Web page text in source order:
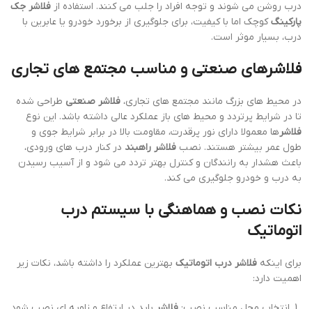
درب روشن می شوند و توجه افراد را جلب می کنند. استفاده از فلاشر جک
پارکینگکوچک اما با کیفیت، برای جلوگیری از برخورد خودرو یا عابرین با
درب، بسیار موثر است.
فلاشرهای صنعتی و مناسب مجتمع های تجاری
در محیط های بزرگ مانند مجتمع های تجاری، فلاشر صنعتی طراحی شده
تا در شرایط پرتردد و محیط های باز عملکرد عالی داشته باشد. این نوع
فلاشر ها معمولا دارای نور پرقدرت، مقاومت بالا در برابر شرایط جوی و
طول عمر بیشتر هستند. نصب فلاشر راهبند در کنار درب های ورودی،
باعث هشدار به رانندگان و کنترل بهتر تردد می شود و از آسیب رسیدن
به درب و خودرو جلوگیری می کند.
نکات نصب و هماهنگی با سیستم درب
اتوماتیک
برای اینکه فلاشر درب اتوماتیک بهترین عملکرد را داشته باشد، نکات زیر
اهمیت دارد: